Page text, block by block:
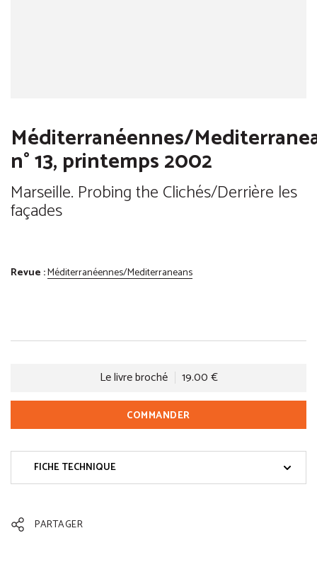
Méditerranéennes/
n° 13, printemps 2002
Marseille. Probing the Clichés/Derrière les
façades
Revue :Méditerranéennes/Mediterraneans
Le livre broché 19.00 €
COMMANDER
FICHE TECHNIQUE
PARTAGER